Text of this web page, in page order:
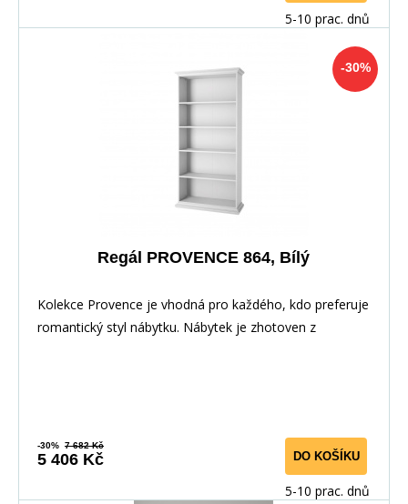
5-10 prac. dnů
-30%
Regál PROVENCE 864, Bílý
Kolekce Provence je vhodná pro každého, kdo preferuje
romantický styl nábytku. Nábytek je zhotoven z
-30% 7 682 Kč
5 406 Kč DO KOŠÍKU
5-10 prac. dnů